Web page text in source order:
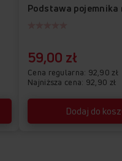
59,00 zł
Cena regularna 92,90 zł
Najniższa cena: 92,90 zł
Dodaj do